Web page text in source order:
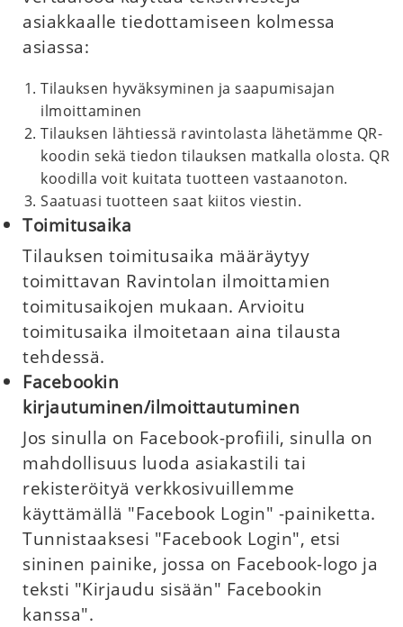
asiakkaalle tiedottamiseen kolmessa
asiassa:
Tilauksen hyväksyminen ja saapumisajan
ilmoittaminen
Tilauksen lähtiessä ravintolasta lähetämme QR-
koodin sekä tiedon tilauksen matkalla olosta. QR
koodilla voit kuitata tuotteen vastaanoton.
Saatuasi tuotteen saat kiitos viestin.
Toimitusaika
Tilauksen toimitusaika määräytyy
toimittavan Ravintolan ilmoittamien
toimitusaikojen mukaan. Arvioitu
toimitusaika ilmoitetaan aina tilausta
tehdessä.
Facebookin
kirjautuminen/ilmoittautuminen
Jos sinulla on Facebook-profiili, sinulla on
mahdollisuus luoda asiakastili tai
rekisteröityä verkkosivuillemme
käyttämällä "Facebook Login" -painiketta.
Tunnistaaksesi "Facebook Login", etsi
sininen painike, jossa on Facebook-logo ja
teksti "Kirjaudu sisään" Facebookin
kanssa".